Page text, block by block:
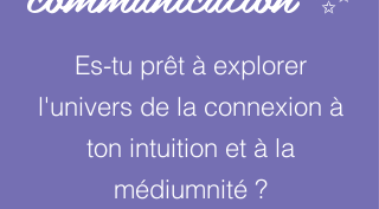
Es-tu prêt à explorer
l'univers de la connexion à
ton intuition et à la
médiumnité ?